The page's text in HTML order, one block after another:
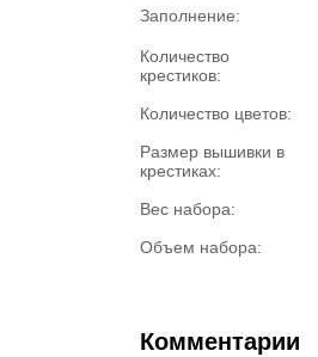
Заполнение:
Количество
крестиков:
Количество цветов:
Размер вышивки в
крестиках:
Вес набора:
Объем набора:
Комментарии